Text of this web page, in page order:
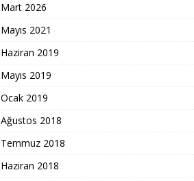
Mart 2026
Mayıs 2021
Haziran 2019
Mayıs 2019
Ocak 2019
Ağustos 2018
Temmuz 2018
Haziran 2018